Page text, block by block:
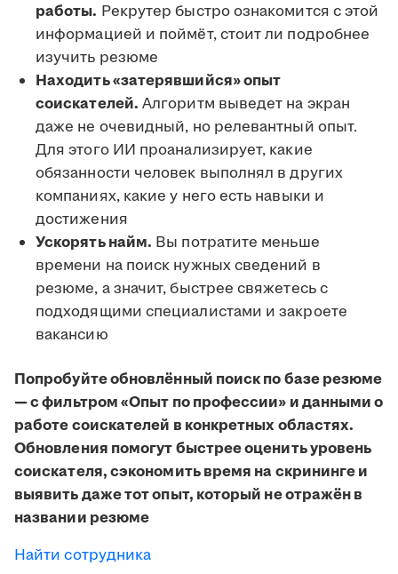
работы. Рекрутер быстро ознакомится с этой
информацией и поймёт, стоит ли подробнее
изучить резюме
Находить «затерявшийся» опыт
соискателей. Алгоритм выведет на экран
даже не очевидный, но релевантный опыт.
Для этого ИИ проанализирует, какие
обязанности человек выполнял в других
компаниях, какие у него есть навыки и
достижения
Ускорять найм. Вы потратите меньше
времени на поиск нужных сведений в
резюме, а значит, быстрее свяжетесь с
подходящими специалистами и закроете
вакансию
Попробуйте обновлённый поиск по базе резюме
— с фильтром «Опыт по профессии» и данными о
работе соискателей в конкретных областях.
Обновления помогут быстрее оценить уровень
соискателя, сэкономить время на скрининге и
выявить даже тот опыт, который не отражён в
названии резюме
Найти сотрудника